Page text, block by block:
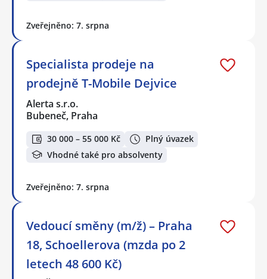
Zveřejněno: 7. srpna
Specialista prodeje na
prodejně T-Mobile Dejvice
Alerta s.r.o.
Bubeneč, Praha
30 000 – 55 000 Kč
Plný úvazek
Vhodné také pro absolventy
Zveřejněno: 7. srpna
Vedoucí směny (m/ž) – Praha
18, Schoellerova (mzda po 2
letech 48 600 Kč)